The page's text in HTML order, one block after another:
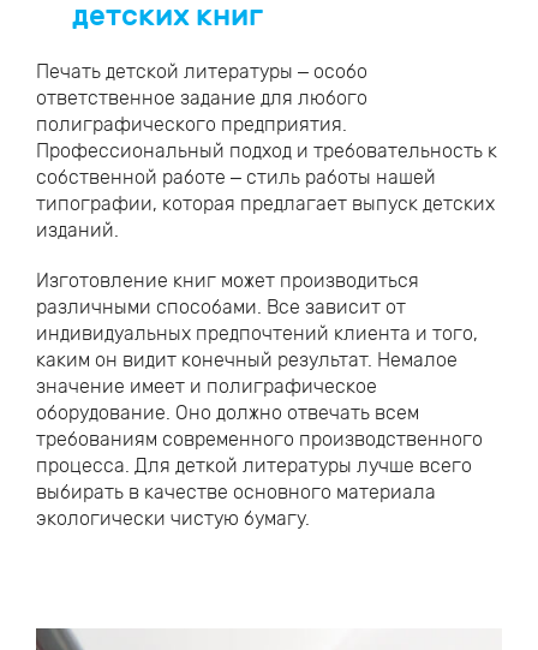
детских книг
Печать детской литературы – особо
ответственное задание для любого
полиграфического предприятия.
Профессиональный подход и требовательность к
собственной работе – стиль работы нашей
типографии, которая предлагает выпуск детских
изданий.
Изготовление книг может производиться
различными способами. Все зависит от
индивидуальных предпочтений клиента и того,
каким он видит конечный результат. Немалое
значение имеет и полиграфическое
оборудование. Оно должно отвечать всем
требованиям современного производственного
процесса. Для деткой литературы лучше всего
выбирать в качестве основного материала
экологически чистую бумагу.